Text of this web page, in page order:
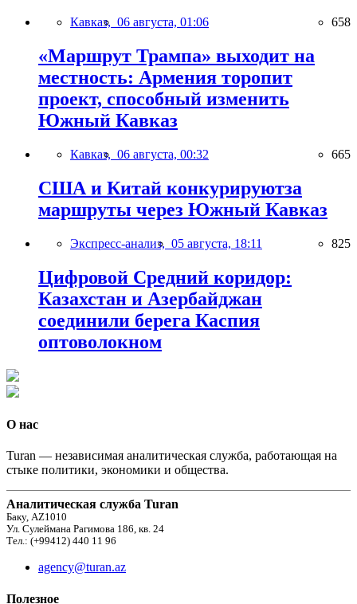
Кавказ, 06 августа, 01:06 658
«Маршрут Трампа» выходит на
местность: Армения торопит
проект, способный изменить
Южный Кавказ
Кавказ, 06 августа, 00:32 665
США и Китай конкурируютза
маршруты через Южный Кавказ
Экспресс-анализ, 05 августа, 18:11 825
Цифровой Средний коридор:
Казахстан и Азербайджан
соединили берега Каспия
оптоволокном
О нас
Turan — независимая аналитическая служба, работающая на
стыке политики, экономики и общества.
Аналитическая служба Turan
Баку, AZ1010
Ул. Сулеймана Рагимова 186, кв. 24
Тел.: (+99412) 440 11 96
agency@turan.az
Полезное